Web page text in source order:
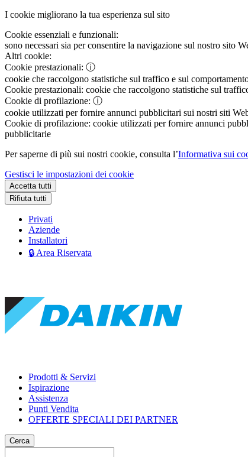
I cookie migliorano la tua esperienza sul sito
Cookie essenziali e funzionali:
sono necessari sia per consentire la navigazione sul nostro sito
Altri cookie:
Cookie prestazionali: ⓘ
cookie che raccolgono statistiche sul traffico e sul
Cookie prestazionali: cookie che raccolgono statistiche sul
Cookie di profilazione: ⓘ
cookie utilizzati per fornire annunci pubblicitari sui nostri siti
Cookie di profilazione: cookie utilizzati per fornire annunci
pubblicitarie
Per saperne di più sui nostri cookie, consulta l’Informativa sui
Gestisci le impostazioni dei cookie
Accetta tutti
Rifiuta tutti
Privati
Aziende
Installatori
🔒 Area Riservata
Prodotti & Servizi
Ispirazione
Assistenza
Punti Vendita
OFFERTE SPECIALI DEI PARTNER
Cerca